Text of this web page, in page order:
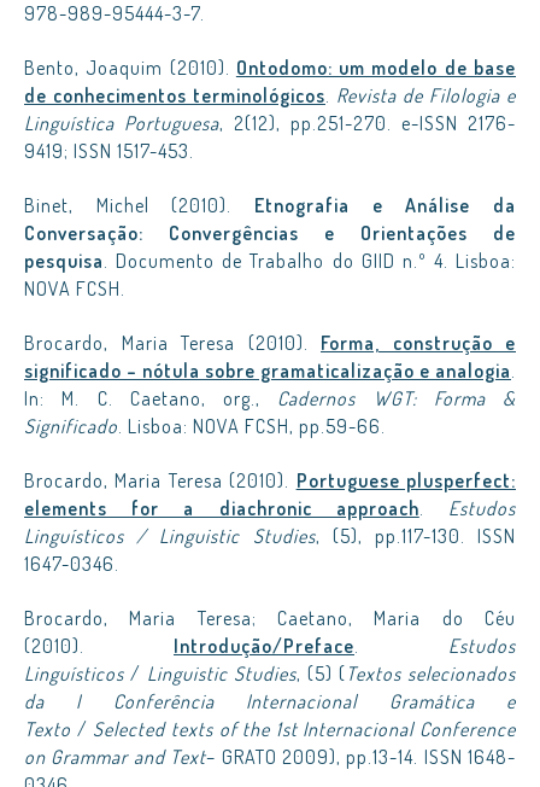
978-989-95444-3-7.
Bento, Joaquim (2010). Ontodomo: um modelo de base
de conhecimentos terminológicos. Revista de Filologia e
Linguística Portuguesa, 2(12), pp.251-270. e-ISSN 2176-
9419; ISSN 1517-453.
Binet, Michel (2010). Etnografia e Análise da
Conversação: Convergências e Orientações de
pesquisa. Documento de Trabalho do GIID n.º 4. Lisboa:
NOVA FCSH.
Brocardo, Maria Teresa (2010). Forma, construção e
significado – nótula sobre gramaticalização e analogia.
In: M. C. Caetano, org., Cadernos WGT: Forma &
Significado. Lisboa: NOVA FCSH, pp.59-66.
Brocardo, Maria Teresa (2010). Portuguese plusperfect:
elements for a diachronic approach. Estudos
Linguísticos / Linguistic Studies, (5), pp.117-130. ISSN
1647-0346.
Brocardo, Maria Teresa; Caetano, Maria do Céu
(2010). Introdução/Preface. Estudos
Linguísticos / Linguistic Studies, (5) ( Textos selecionados
da I Conferência Internacional Gramática e
Texto / Selected texts of the 1st Internacional Conference
on Grammar and Text– GRATO 2009), pp.13-14. ISSN 1648-